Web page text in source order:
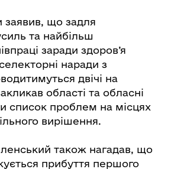
заявив, що задля
та найбільш
заради здоров’я
селекторні наради з
двічі на
області та обласні
список проблем на місцях
вирішення.
також нагадав, що
прибуття першого